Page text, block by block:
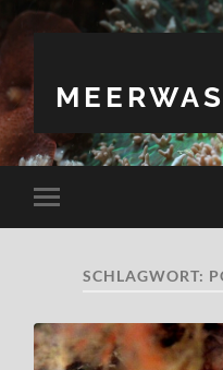
Mobile-
Menü
SCHLAGWORT: